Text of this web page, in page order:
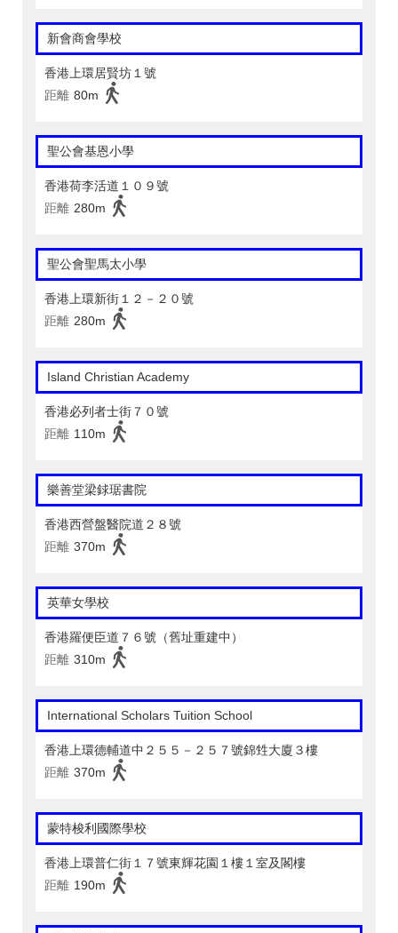
新會商會學校
香港上環居賢坊１號
距離 80m
聖公會基恩小學
香港荷李活道１０９號
距離 280m
聖公會聖馬太小學
香港上環新街１２－２０號
距離 280m
Island Christian Academy
香港必列者士街７０號
距離 110m
樂善堂梁銶琚書院
香港西營盤醫院道２８號
距離 370m
英華女學校
香港羅便臣道７６號（舊址重建中）
距離 310m
International Scholars Tuition School
香港上環德輔道中２５５－２５７號錦甡大廈３樓
距離 370m
蒙特梭利國際學校
香港上環普仁街１７號東輝花園１樓１室及閣樓
距離 190m